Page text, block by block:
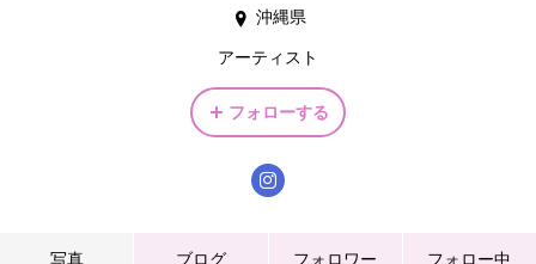
沖縄県
アーティスト
フォローする
写真 ブログ フォロワー フォロー中